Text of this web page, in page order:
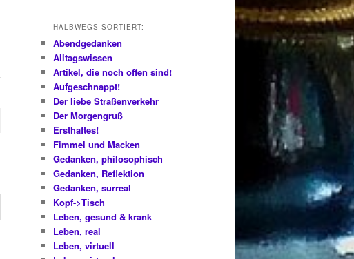
HALBWEGS SORTIERT:
Abendgedanken
Alltagswissen
Artikel, die noch offen sind!
Aufgeschnappt!
Der liebe Straßenverkehr
Der Morgengruß
Ersthaftes!
Fimmel und Macken
Gedanken, philosophisch
Gedanken, Reflektion
Gedanken, surreal
Kopf->Tisch
Leben, gesund & krank
Leben, real
Leben, virtuell